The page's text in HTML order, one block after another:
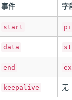
事件 字
start
data
end
keepalive 无